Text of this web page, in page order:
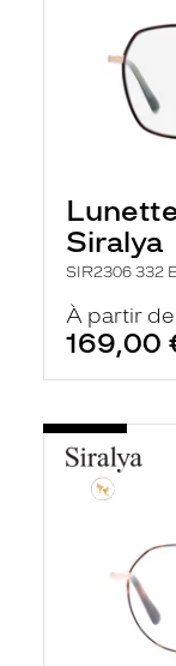
Siralya
SIR2306 332
À partir de
169,00